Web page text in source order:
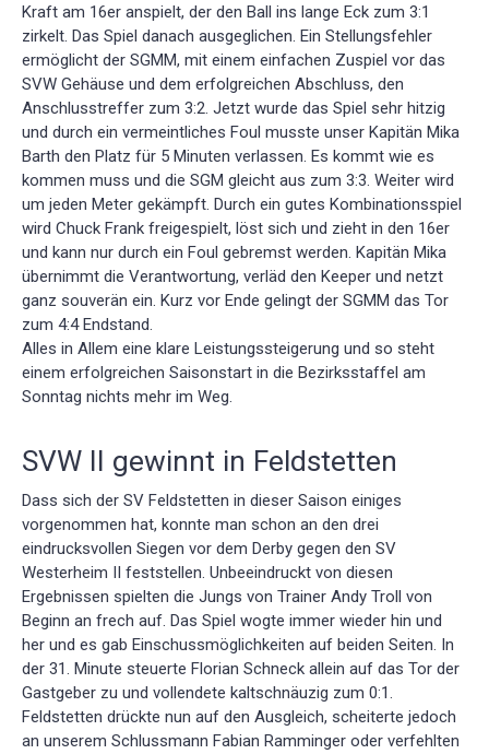
Kraft am 16er anspielt, der den Ball ins lange Eck zum 3:1
zirkelt. Das Spiel danach ausgeglichen. Ein Stellungsfehler
ermöglicht der SGMM, mit einem einfachen Zuspiel vor das
SVW Gehäuse und dem erfolgreichen Abschluss, den
Anschlusstreffer zum 3:2. Jetzt wurde das Spiel sehr hitzig
und durch ein vermeintliches Foul musste unser Kapitän Mika
Barth den Platz für 5 Minuten verlassen. Es kommt wie es
kommen muss und die SGM gleicht aus zum 3:3. Weiter wird
um jeden Meter gekämpft. Durch ein gutes Kombinationsspiel
wird Chuck Frank freigespielt, löst sich und zieht in den 16er
und kann nur durch ein Foul gebremst werden. Kapitän Mika
übernimmt die Verantwortung, verläd den Keeper und netzt
ganz souverän ein. Kurz vor Ende gelingt der SGMM das Tor
zum 4:4 Endstand.
Alles in Allem eine klare Leistungssteigerung und so steht
einem erfolgreichen Saisonstart in die Bezirksstaffel am
Sonntag nichts mehr im Weg.
SVW II gewinnt in Feldstetten
Dass sich der SV Feldstetten in dieser Saison einiges
vorgenommen hat, konnte man schon an den drei
eindrucksvollen Siegen vor dem Derby gegen den SV
Westerheim II feststellen. Unbeeindruckt von diesen
Ergebnissen spielten die Jungs von Trainer Andy Troll von
Beginn an frech auf. Das Spiel wogte immer wieder hin und
her und es gab Einschussmöglichkeiten auf beiden Seiten. In
der 31. Minute steuerte Florian Schneck allein auf das Tor der
Gastgeber zu und vollendete kaltschnäuzig zum 0:1.
Feldstetten drückte nun auf den Ausgleich, scheiterte jedoch
an unserem Schlussmann Fabian Ramminger oder verfehlten